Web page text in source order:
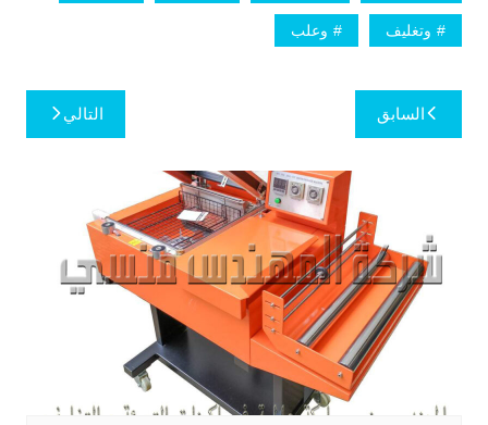
وتغليف وعلب
تصفّح
المقالات
السابق التالي